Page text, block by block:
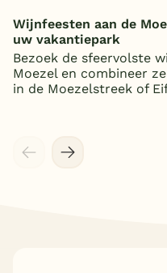
Wijnfeesten aan de
uw vakantiepark
Bezoek de sfeervolste
Moezel en combineer
in de Moezelstreek of